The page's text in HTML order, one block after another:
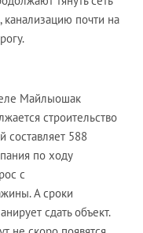
почти на
Майлыошак
строительство
составляет 588
по ходу
с
А сроки
сдать объект.